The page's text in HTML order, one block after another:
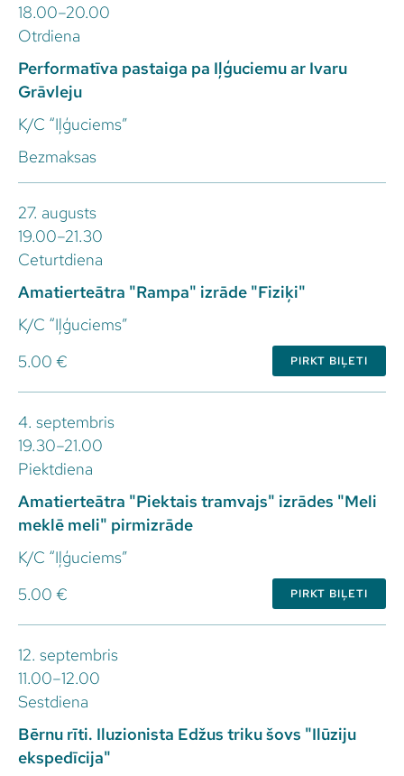
18.00–20.00
Otrdiena
Performatīva pastaiga pa Iļģuciemu ar Ivaru
Grāvleju
K/C “Iļģuciems”
Bezmaksas
27. augusts
19.00–21.30
Ceturtdiena
Amatierteātra "Rampa" izrāde "Fiziķi"
K/C “Iļģuciems”
5.00 €
PIRKT BIĻETI
4. septembris
19.30–21.00
Piektdiena
Amatierteātra "Piektais tramvajs" izrādes "Meli
meklē meli" pirmizrāde
K/C “Iļģuciems”
5.00 €
PIRKT BIĻETI
12. septembris
11.00–12.00
Sestdiena
Bērnu rīti. Iluzionista Edžus triku šovs "Ilūziju
ekspedīcija"